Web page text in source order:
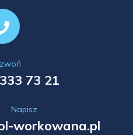
73 21
Napisz
workowana.pl